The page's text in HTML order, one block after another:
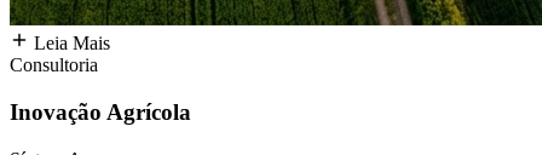
Leia Mais
Consultoria
Inovação Agrícola